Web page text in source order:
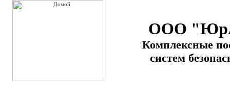
ООО
Комплексные
систем